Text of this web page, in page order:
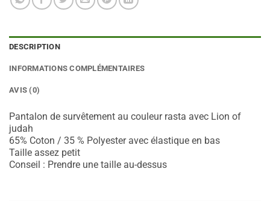
DESCRIPTION
INFORMATIONS COMPLÉMENTAIRES
AVIS (0)
Pantalon de survêtement au couleur rasta avec Lion of
judah
65% Coton / 35 % Polyester avec élastique en bas
Taille assez petit
Conseil : Prendre une taille au-dessus